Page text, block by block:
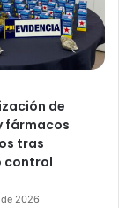
de
fármacos
tras
control
2026